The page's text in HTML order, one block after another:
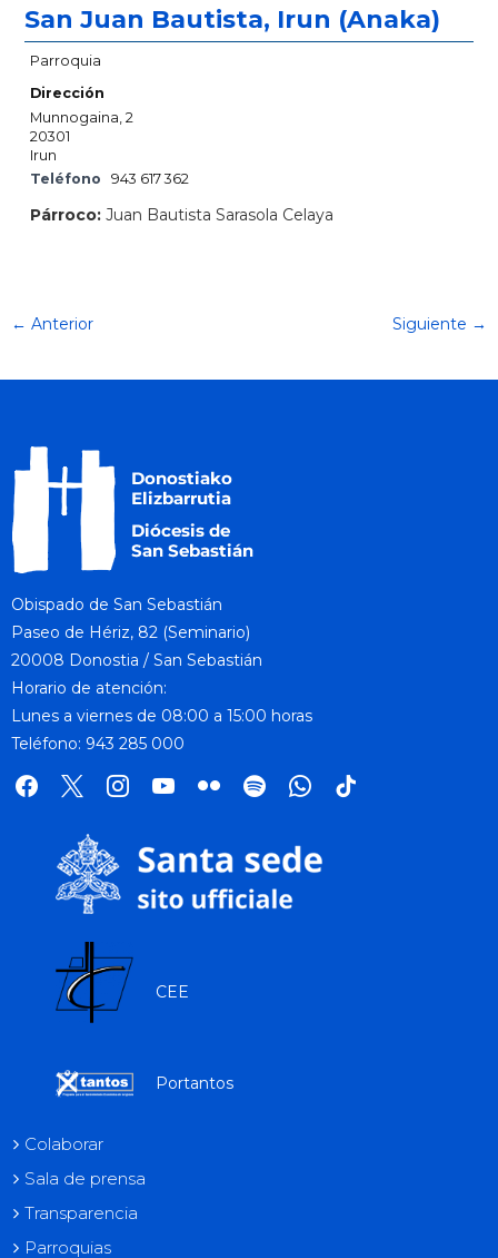
San Juan Bautista, Irun (Anaka)
Parroquia
Dirección
Munnogaina, 2
20301
Irun
Teléfono
943 617 362
Párroco: Juan Bautista Sarasola Celaya
← Anterior Siguiente →
Obispado de San Sebastián
Paseo de Hériz, 82 (Seminario)
20008 Donostia / San Sebastián
Horario de atención:
Lunes a viernes de 08:00 a 15:00 horas
Teléfono: 943 285 000
facebook
x instagramyoutube
flickr spotifywhatsapp
tik
CEE
Portantos
Colaborar
Sala de prensa
Transparencia
Parroquias